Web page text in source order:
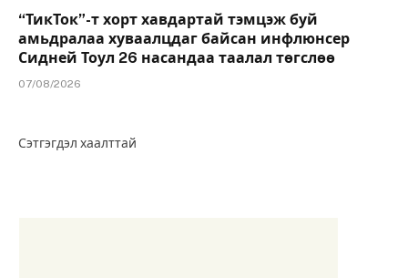
“ТикТок”-т хорт хавдартай тэмцэж буй
амьдралаа хуваалцдаг байсан инфлюнсер
Сидней Тоул 26 насандаа таалал төгслөө
07/08/2026
Сэтгэгдэл хаалттай